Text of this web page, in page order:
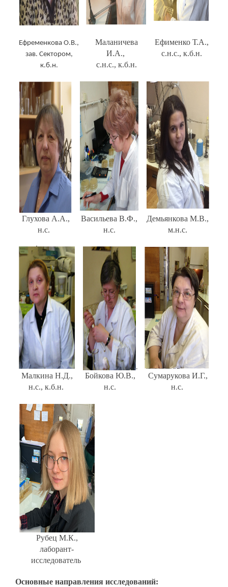
Ефременкова О.В.,
зав. Сектором,
к.б.н.
Маланичева
И.А.,
с.н.с., к.б.н.
Ефименко Т.А.,
с.н.с., к.б.н.
Глухова А.А.,
н.с.
Васильева В.Ф.,
н.с.
Демьянкова М.В.,
м.н.с.
Малкина Н.Д.,
н.с., к.б.н.
Бойкова Ю.В.,
н.с.
Сумарукова И.Г.,
н.с.
Рубец М.К.,
лаборант-
исследователь
Основные направления исследований: